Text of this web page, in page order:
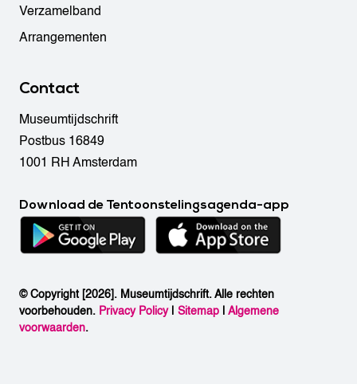
Verzamelband
Arrangementen
Contact
Museumtijdschrift
Postbus 16849
1001 RH Amsterdam
Download de Tentoonstelingsagenda-app
© Copyright [2026]. Museumtijdschrift. Alle rechten
voorbehouden. Privacy Policy| Sitemap |Algemene
voorwaarden.